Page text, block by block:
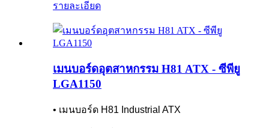
รายละเอียด
เมนบอร์ดอุตสาหกรรม H81 ATX - ซีพียู
LGA1150
• เมนบอร์ด H81 Industrial ATX